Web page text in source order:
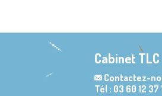
Cabinet TLC
Contactez-
Tél : 03 60 12 37